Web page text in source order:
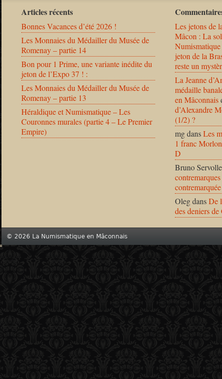
Articles récents
Bonnes Vacances d’été 2026 !
Les Monnaies du Médailler du Musée de
Romenay – partie 14
Bon pour 1 Prime, une variante inédite du
jeton de l’Expo 37 ! :
Les Monnaies du Médailler du Musée de
Romenay – partie 13
Héraldique et Numismatique – Les
Couronnes murales (partie 4 – Le Premier
Empire)
Les jetons de
Mâcon : La
jeton de la
reste un
La Jeanne
médaille
en Mâconnais
d’Alexandre
(1/2) ?
mgdansLes
1 franc
D
Bruno Servolle
OlegdansDe
des deniers
© 2026 La Numismatique en Mâconnais